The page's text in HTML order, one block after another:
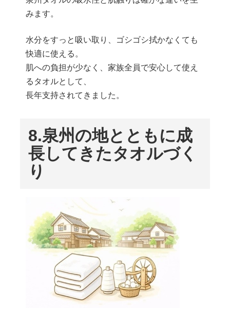
みます。
水分をすっと吸い取り、ゴシゴシ拭かなくても
快適に使える。
肌への負担が少なく、家族全員で安心して使え
るタオルとして、
長年支持されてきました。
8.泉州の地とともに成
長してきたタオルづく
り